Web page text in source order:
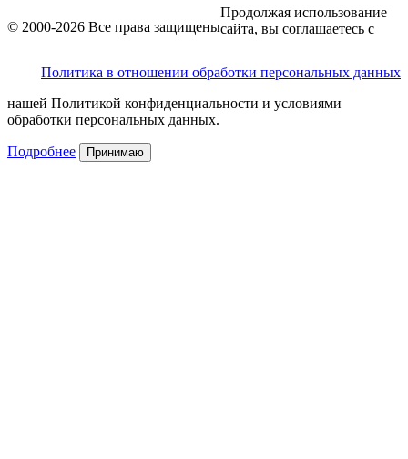
© 2000-2026 Все права защищены
Политика в отношении обработки персональных данных
Продолжая использование
сайта, вы соглашаетесь с
нашей Политикой конфиденциальности и условиями
обработки персональных данных.
Подробнее Принимаю